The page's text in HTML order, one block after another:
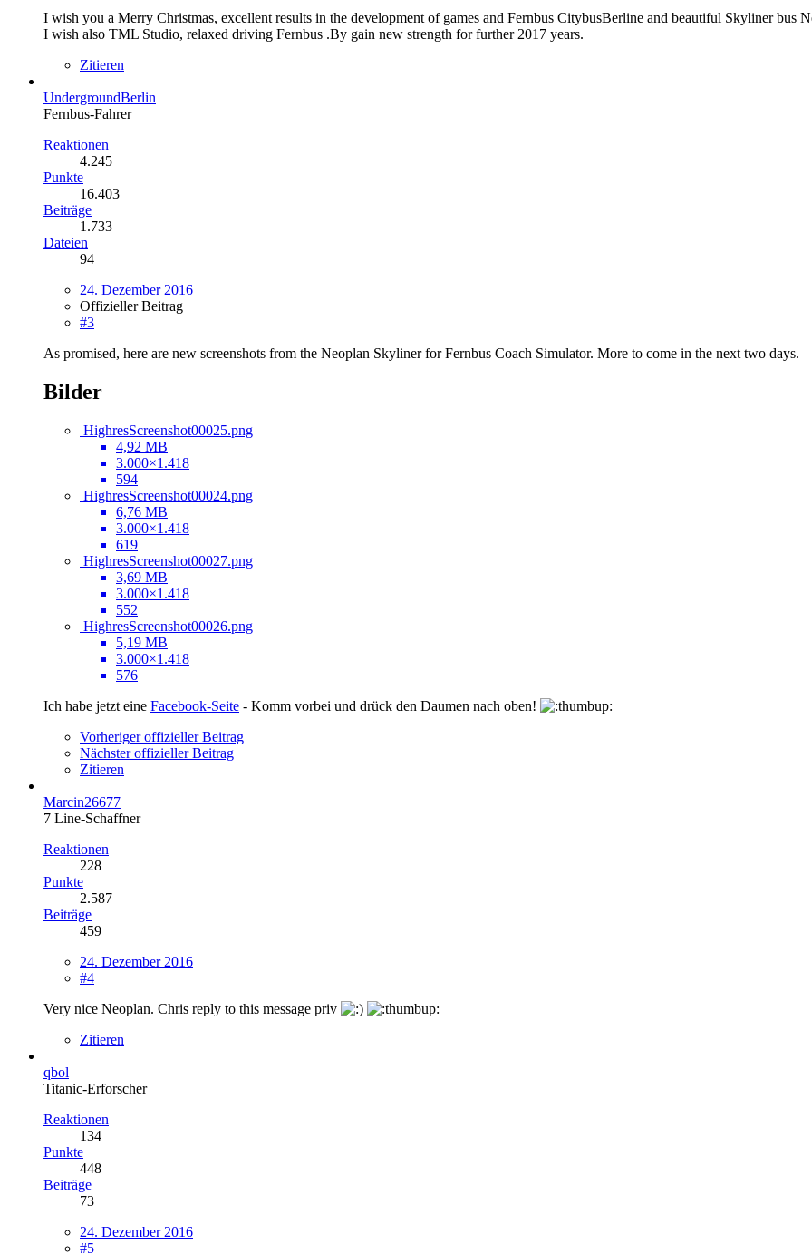
I wish you a Merry Christmas, excellent results in the development of games and Fernbus CitybusBerline and beautiful Skyliner bus
I wish also TML Studio, relaxed driving Fernbus .By gain new strength for further 2017 years.
Zitieren
UndergroundBerlin
Fernbus-Fahrer
Reaktionen
4.245
Punkte
16.403
Beiträge
1.733
Dateien
94
24. Dezember 2016
Offizieller Beitrag
#3
As promised, here are new screenshots from the Neoplan Skyliner for Fernbus Coach Simulator. More to come in the next two days.
Bilder
HighresScreenshot00025.png
4,92 MB
3.000×1.418
594
HighresScreenshot00024.png
6,76 MB
3.000×1.418
619
HighresScreenshot00027.png
3,69 MB
3.000×1.418
552
HighresScreenshot00026.png
5,19 MB
3.000×1.418
576
Ich habe jetzt eine Facebook-Seite - Komm vorbei und drück den Daumen nach oben!
Vorheriger offizieller Beitrag
Nächster offizieller Beitrag
Zitieren
Marcin26677
7 Line-Schaffner
Reaktionen
228
Punkte
2.587
Beiträge
459
24. Dezember 2016
#4
Very nice Neoplan. Chris reply to this message priv
Zitieren
qbol
Titanic-Erforscher
Reaktionen
134
Punkte
448
Beiträge
73
24. Dezember 2016
#5